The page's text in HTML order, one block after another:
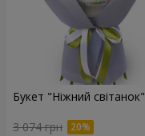
Букет "Ніжний світанок"
3 074 грн